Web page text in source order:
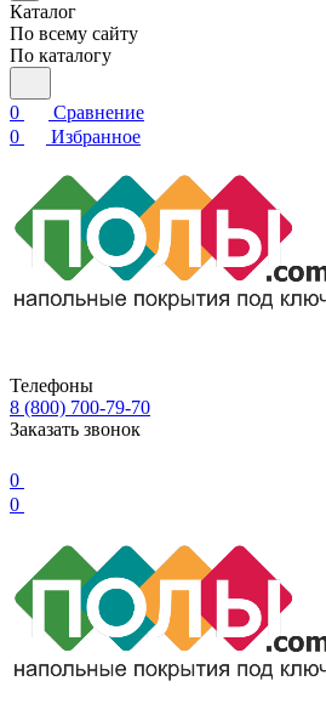
Каталог
По всему сайту
По каталогу
0
Сравнение
0
Избранное
Телефоны
8 (800) 700-79-70
Заказать звонок
0
0